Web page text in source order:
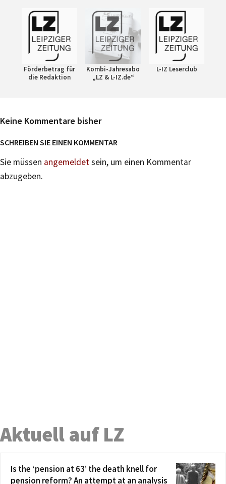
Förderbetrag für
die Redaktion
Kombi-Jahresabo
„LZ & L-IZ.de“
L-IZ Leserclub
Keine Kommentare bisher
SCHREIBEN SIE EINEN KOMMENTAR
Sie müssen angemeldetsein, um einen Kommentar
abzugeben.
Aktuell auf LZ
Is the ‘pension at 63’ the death knell for
pension reform? An attempt at an analysis